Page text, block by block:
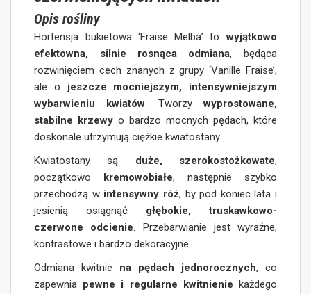
Opis rośliny
Hortensja bukietowa ‘Fraise Melba’ towyjątkowo
efektowna, silnie rosnąca odmiana, będąca
rozwinięciem cech znanych z grupy ‘Vanille Fraise’,
ale o jeszcze mocniejszym, intensywniejszym
wybarwieniu kwiatów. Tworzywyprostowane,
stabilne krzewy o bardzo mocnych pędach, które
doskonale utrzymują ciężkie kwiatostany.
Kwiatostany są duże, szerokostożkowate,
początkowo kremowobiałe, następnie szybko
przechodzą w intensywny róż, by pod koniec lata i
jesienią osiągnąć głębokie, truskawkowo-
czerwone odcienie. Przebarwianie jest wyraźne,
kontrastowe i bardzo dekoracyjne.
Odmiana kwitnie na pędach jednorocznych, co
zapewnia pewne i regularne kwitnienie każdego